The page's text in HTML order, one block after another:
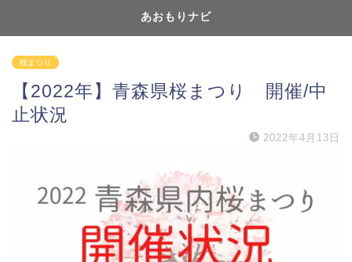
あおもりナビ
桜まつり
【2022年】青森県桜まつり 開催/中
止状況
2022年4月13日